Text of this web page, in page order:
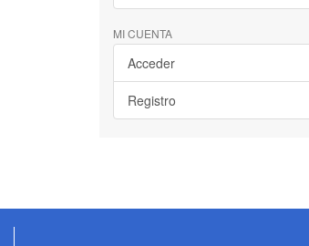
MI CUENTA
Acceder
Registro